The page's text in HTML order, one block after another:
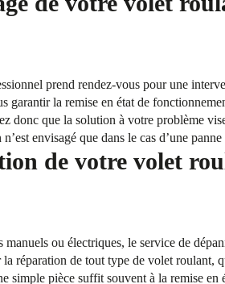
prend rendez-vous pour une
garantir la remise en état de
donc que la solution à votre problème
envisagé que dans le cas d’une panne
de votre volet
ou électriques, le service de
réparation de tout type de volet roulant,
simple pièce suffit souvent à la remise en